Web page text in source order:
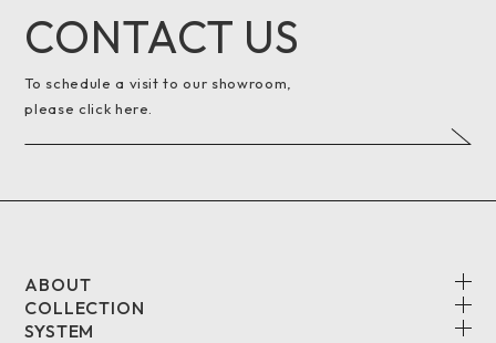
CONTACT US
To schedule a visit to our showroom,
please click here.
ABOUT
COLLECTION
SYSTEM